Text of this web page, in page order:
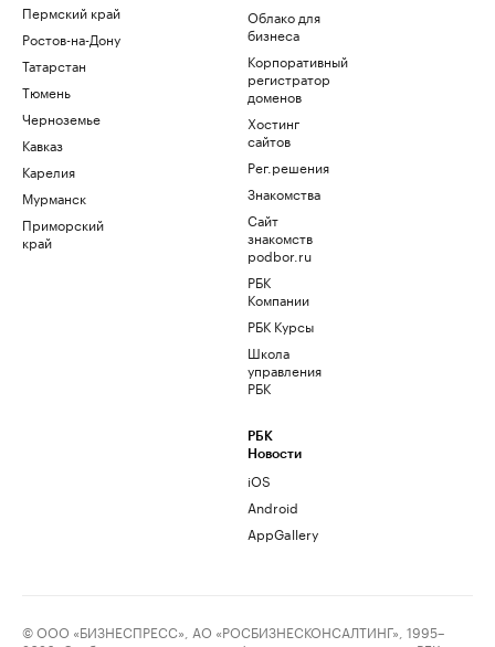
Пермский край
Ростов-на-Дону
Татарстан
Тюмень
Черноземье
Кавказ
Карелия
Мурманск
Приморский
край
Облако для
бизнеса
Корпоративный
регистратор
доменов
Хостинг
сайтов
Рег.решения
Знакомства
Сайт
знакомств
podbor.ru
РБК
Компании
РБК Курсы
Школа
управления
РБК
РБК
Новости
iOS
Android
AppGallery
© ООО «БИЗНЕСПРЕСС», АО «РОСБИЗНЕСКОНСАЛТИНГ», 1995–